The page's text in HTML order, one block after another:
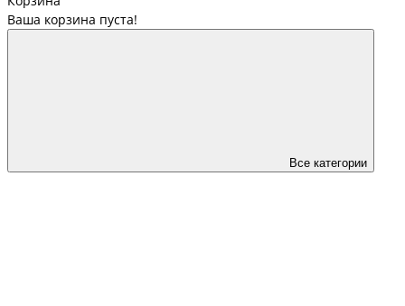
Ваша корзина пуста!
Все категории